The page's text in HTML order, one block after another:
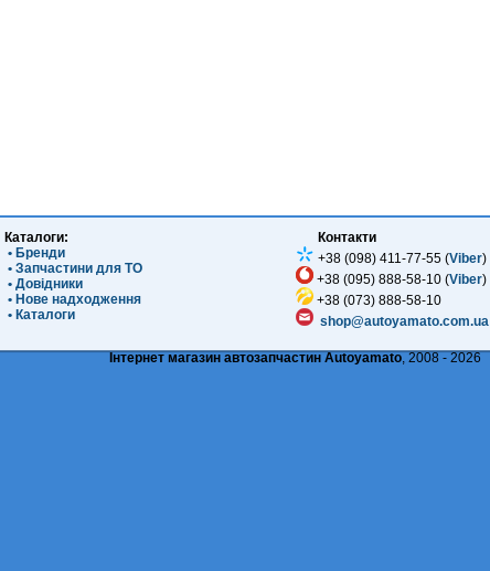
Каталоги:
• Бренди
• Запчастини для ТО
• Довідники
• Нове надходження
• Каталоги
Контакти
+38 (098) 411-77-55 (Viber)
+38 (095) 888-58-10 (Viber)
+38 (073) 888-58-10
shop@autoyamato.com.ua
Інтернет магазин автозапчастин Autoyamato, 2008 - 2026